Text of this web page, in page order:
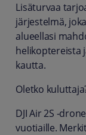
Lisäturvaa
järjestelmä,
alueellasi
helikoptereista
kautta.
Oletko
DJI Air 2S -
vuotiaille.